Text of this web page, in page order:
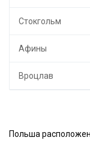
Стокгольм
Афины
Вроцлав
Польша